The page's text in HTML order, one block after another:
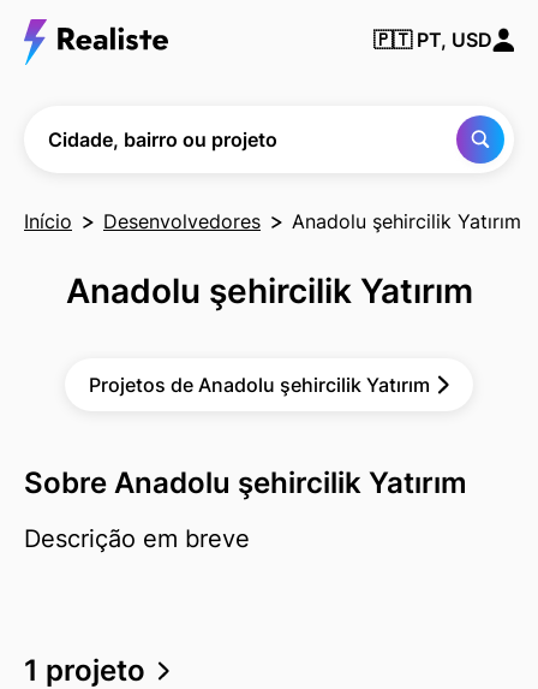
Encontre
qualquer
🇵🇹 PT, USD
Cidade, bairro ou projeto
Início Desenvolvedores Anadolu şehircilik Yatırım
Anadolu şehircilik Yatırım
Projetos de Anadolu şehircilik Yatırım
Sobre Anadolu şehircilik Yatırım
Descrição em breve
1 projeto